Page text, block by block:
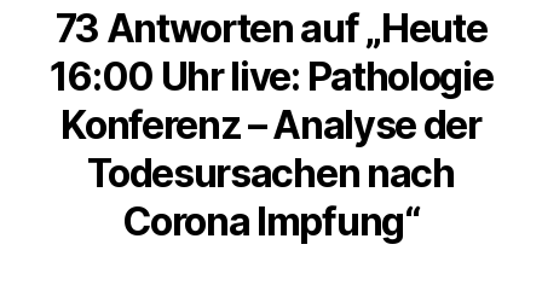
73 Antworten auf „Heute
16:00 Uhr live: Pathologie
Konferenz – Analyse der
Todesursachen nach
Corona Impfung“